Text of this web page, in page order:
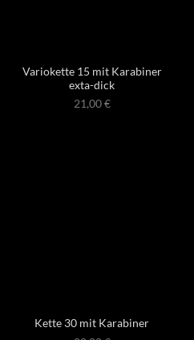
Variokette 15 mit Karabiner
exta-dick
21,00€
Kette 30 mit Karabiner